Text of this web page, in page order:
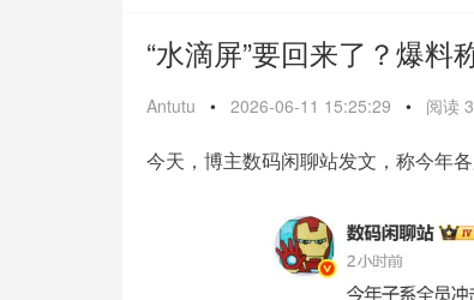
“水滴屏”要回来了？爆
Antutu • 2026-06-11 15:25:29 • 阅读
今天，博主数码闲聊站发文，称今年